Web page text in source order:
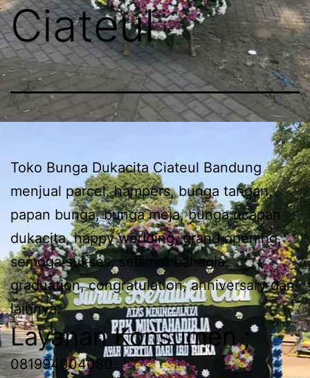
Ciateul
Toko Bunga Dukacita Ciateul Bandung
menjual parcel, hampers, bunga tangan,
papan bunga, bunga meja, bunga ucapan
dukacita, happy wedding, grand opening,
semoga sukses, selamat bahagia,
graduation, congratulation, anniversary dan
lainnya.
Layanan Konsumen ;
081994004080